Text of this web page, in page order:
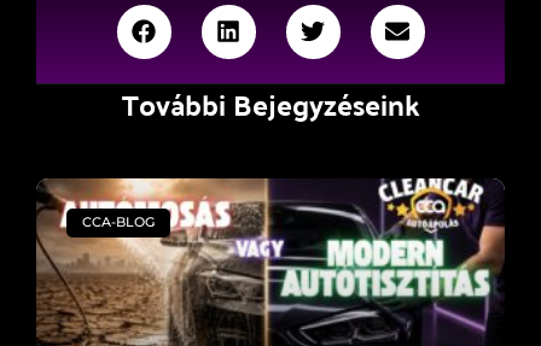
További Bejegyzéseink
CCA-BLOG